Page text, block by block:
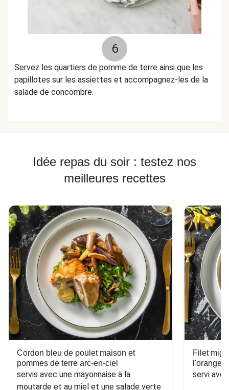
6
Servez les quartiers de pomme de terre ainsi que les
papillotes sur les assiettes et accompagnez-les de la
salade de concombre.
Idée repas du soir : testez nos
meilleures recettes
Cordon bleu de poulet maison et
pommes de terre arc-en-ciel
servis avec une mayonnaise à la
moutarde et au miel et une salade verte
Filet
l'orange
servi